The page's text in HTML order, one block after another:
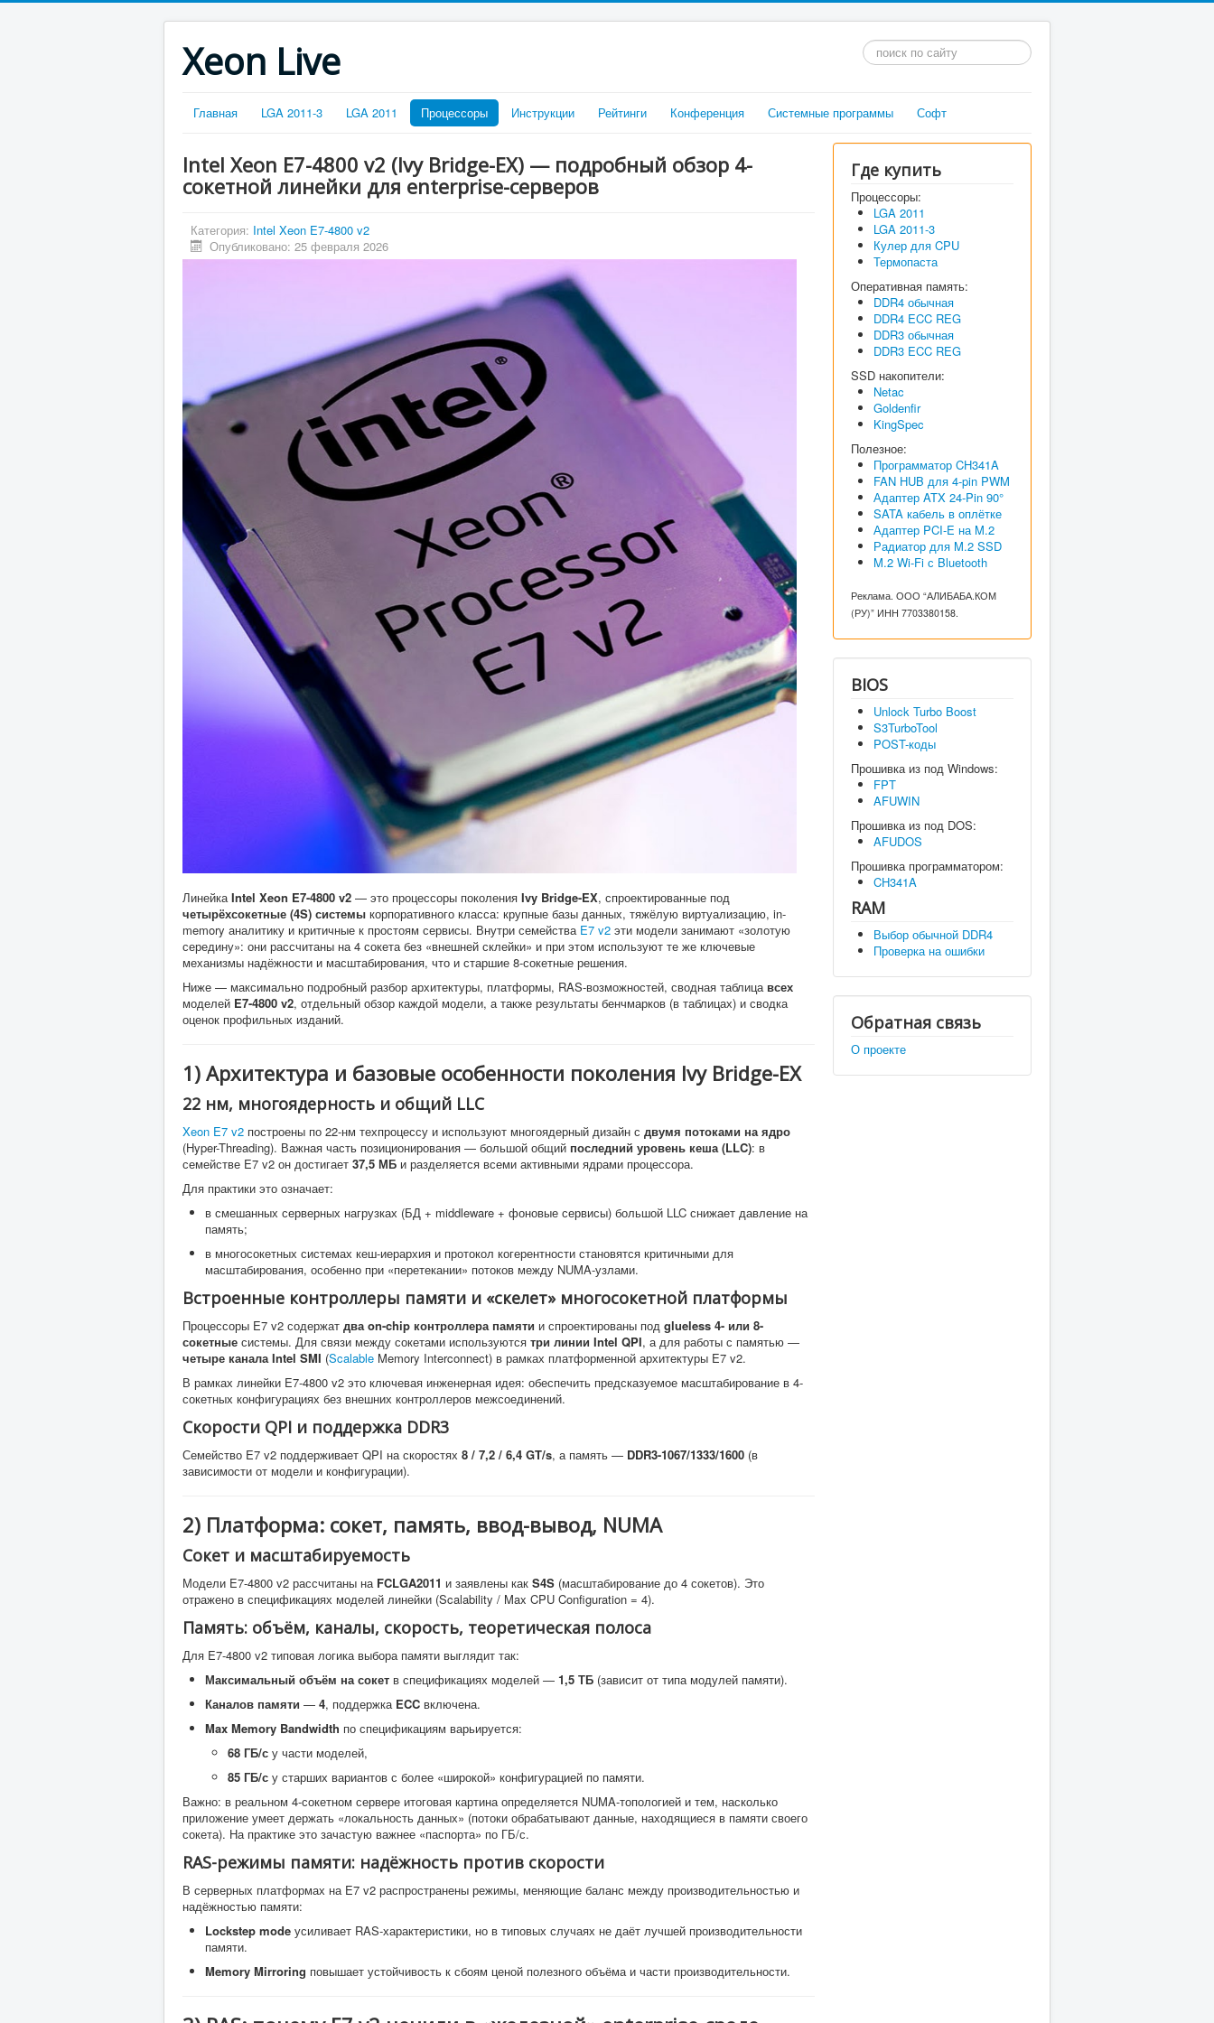
Xeon Live Искать...
Главная LGA 2011-3 LGA 2011 Процессоры Инструкции Рейтинги Конференция Системные программы Софт
Intel Xeon E7-4800 v2 (Ivy Bridge-EX) — подробный обзор 4-
сокетной линейки для enterprise-серверов
Категория: Intel Xeon E7-4800 v2
Опубликовано: 25 февраля 2026
ЛинейкаIntel Xeon E7-4800 v2 — это процессоры поколения Ivy Bridge-EX, спроектированные под
четырёхсокетные (4S) системы корпоративного класса: крупные базы данных, тяжёлую виртуализацию, in-
memory аналитику и критичные к простоям сервисы. Внутри семейства E7 v2 эти модели занимают «золотую
середину»: они рассчитаны на 4 сокета без «внешней склейки» и при этом используют те же ключевые
механизмы надёжности и масштабирования, что и старшие 8-сокетные решения.
Ниже — максимально подробный разбор архитектуры, платформы, RAS-возможностей, сводная таблица всех
моделей E7-4800 v2, отдельный обзор каждой модели, а также результаты бенчмарков (в таблицах) и сводка
оценок профильных изданий.
1) Архитектура и базовые особенности поколения Ivy Bridge-EX
22 нм, многоядерность и общий LLC
Xeon E7 v2 построены по 22-нм техпроцессу и используют многоядерный дизайн с двумя потоками на ядро
(Hyper-Threading). Важная часть позиционирования — большой общий последний уровень кеша (LLC): в
семействе E7 v2 он достигает 37,5 МБ и разделяется всеми активными ядрами процессора.
Для практики это означает:
в смешанных серверных нагрузках (БД + middleware + фоновые сервисы) большой LLC снижает давление на
память;
в многосокетных системах кеш-иерархия и протокол когерентности становятся критичными для
масштабирования, особенно при «перетекании» потоков между NUMA-узлами.
Встроенные контроллеры памяти и «скелет» многосокетной платформы
Процессоры E7 v2 содержат два on-chip контроллера памяти и спроектированы под glueless 4- или 8-
сокетные системы. Для связи между сокетами используются три линии Intel QPI, а для работы с памятью —
четыре канала Intel SMI (Scalable Memory Interconnect) в рамках платформенной архитектуры E7 v2.
В рамках линейки E7-4800 v2 это ключевая инженерная идея: обеспечить предсказуемое масштабирование в 4-
сокетных конфигурациях без внешних контроллеров межсоединений.
Скорости QPI и поддержка DDR3
Семейство E7 v2 поддерживает QPI на скоростях 8 / 7,2 / 6,4 GT/s, а память — DDR3-1067/1333/1600 (в
зависимости от модели и конфигурации).
2) Платформа: сокет, память, ввод-вывод, NUMA
Сокет и масштабируемость
Модели E7-4800 v2 рассчитаны на FCLGA2011 и заявлены как S4S (масштабирование до 4 сокетов). Это
отражено в спецификациях моделей линейки (Scalability / Max CPU Configuration = 4).
Память: объём, каналы, скорость, теоретическая полоса
Для E7-4800 v2 типовая логика выбора памяти выглядит так:
Максимальный объём на сокет в спецификациях моделей — 1,5 ТБ (зависит от типа модулей памяти).
Каналов памяти — 4, поддержка ECC включена.
Max Memory Bandwidth по спецификациям варьируется:
68 ГБ/с у части моделей,
85 ГБ/с у старших вариантов с более «широкой» конфигурацией по памяти.
Важно: в реальном 4-сокетном сервере итоговая картина определяется NUMA-топологией и тем, насколько
приложение умеет держать «локальность данных» (потоки обрабатывают данные, находящиеся в памяти своего
сокета). На практике это зачастую важнее «паспорта» по ГБ/с.
RAS-режимы памяти: надёжность против скорости
В серверных платформах на E7 v2 распространены режимы, меняющие баланс между производительностью и
надёжностью памяти:
Lockstep mode усиливает RAS-характеристики, но в типовых случаях не даёт лучшей производительности
памяти.
Memory Mirroring повышает устойчивость к сбоям ценой полезного объёма и части производительности.
Где купить
Процессоры:
LGA 2011
LGA 2011-3
Кулер для CPU
Термопаста
Оперативная память:
DDR4 обычная
DDR4 ECC REG
DDR3 обычная
DDR3 ECC REG
SSD накопители:
Netac
Goldenfir
KingSpec
Полезное:
Программатор CH341A
FAN HUB для 4-pin PWM
Адаптер ATX 24-Pin 90°
SATA кабель в оплётке
Адаптер PCI-E на M.2
Радиатор для M.2 SSD
M.2 Wi-Fi с Bluetooth
Реклама. ООО “АЛИБАБА.КОМ
(РУ)” ИНН 7703380158.
BIOS
Unlock Turbo Boost
S3TurboTool
POST-коды
Прошивка из под Windows:
FPT
AFUWIN
Прошивка из под DOS:
AFUDOS
Прошивка программатором:
CH341A
RAM
Выбор обычной DDR4
Проверка на ошибки
Обратная связь
О проекте